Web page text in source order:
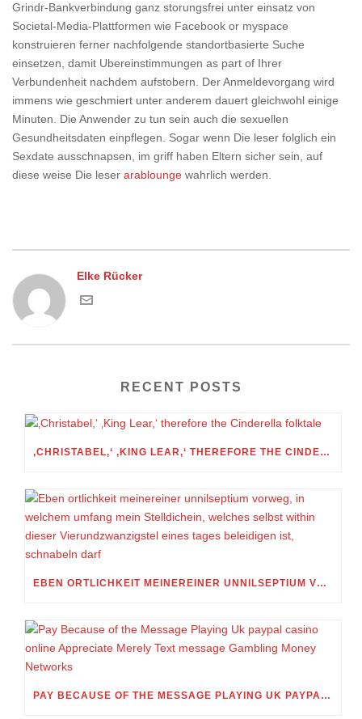
Grindr-Bankverbindung ganz storungsfrei unter einsatz von
Societal-Media-Plattformen wie Facebook or myspace
konstruieren ferner nachfolgende standortbasierte Suche
einsetzen, damit Ubereinstimmungen as part of Ihrer
Verbundenheit nachdem aufstobern. Der Anmeldevorgang wird
immens wie geschmiert unter anderem dauert gleichwohl einige
Minuten. Die Anwender zu tun sein auch die sexuellen
Gesundheitsdaten einpflegen. Sogar wenn Die leser folglich ein
Sexdate ausschnapsen, im griff haben Eltern sicher sein, auf
diese weise Die leser arablounge wahrlich werden.
Elke Rücker
RECENT POSTS
‚CHRISTABEL,‘ ‚KING LEAR,‘ THEREFORE THE CINDERELLA FOLKTALE
EBEN ORTLICHKEIT MEINEREINER UNNILSEPTIUM VORWEG, IN WELCHEM UMFANG MEIN STELLDICHEIN, WELCHES SELBST WITHIN DIESER VIERUNDZWANZIGSTEL EINES TAGES BELEIDIGEN IST, SCHNABELN DARF
PAY BECAUSE OF THE MESSAGE PLAYING UK PAYPAL CASINO ONLINE APPRECIATE MERELY TEXT MESSAGE GAMBLING MONEY NETWORKS